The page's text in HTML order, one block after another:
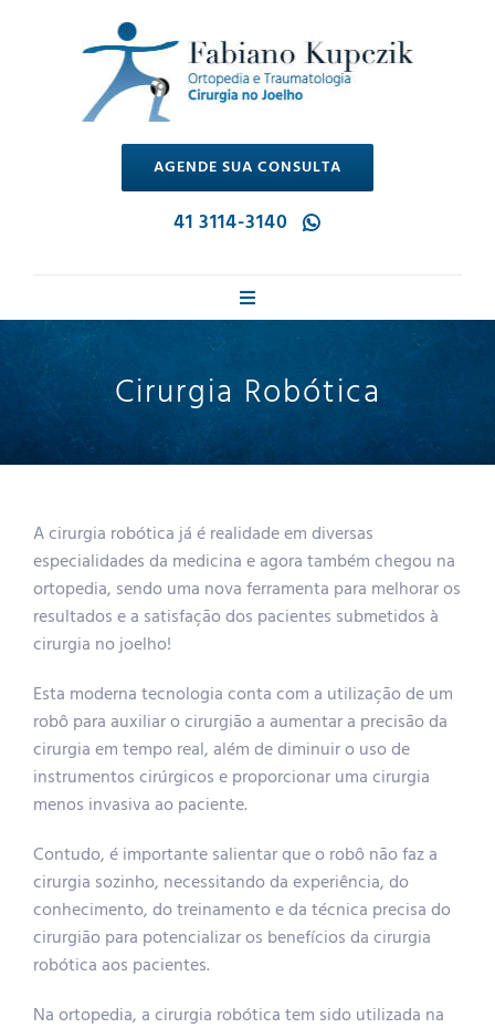
AGENDE SUA CONSULTA
41 3114-3140
Toggle
Dr. Fabiano
Cirurgia no Joelho
Lesões
lnfiltração
Terapias Biológicas
Cirurgia Robótica
Células-Tronco
Cirurgia Robótica
A cirurgia robótica já é realidade em diversas
especialidades da medicina e agora também chegou na
ortopedia, sendo uma nova ferramenta para melhorar os
resultados e a satisfação dos pacientes submetidos à
cirurgia no joelho!
Esta moderna tecnologia conta com a utilização de um
robô para auxiliar o cirurgião a aumentar a precisão da
cirurgia em tempo real, além de diminuir o uso de
instrumentos cirúrgicos e proporcionar uma cirurgia
menos invasiva ao paciente.
Contudo, é importante salientar que o robô não faz a
cirurgia sozinho, necessitando da experiência, do
conhecimento, do treinamento e da técnica precisa do
cirurgião para potencializar os benefícios da cirurgia
robótica aos pacientes.
Na ortopedia, a cirurgia robótica tem sido utilizada na